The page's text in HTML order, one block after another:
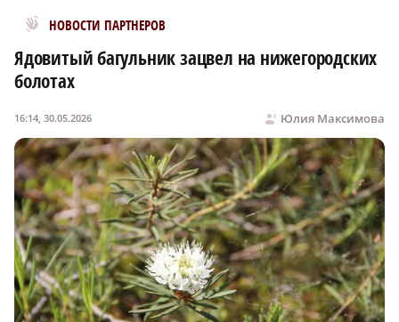
НОВОСТИ ПАРТНЕРОВ
Новости МирТесен
Ядовитый багульник зацвел на нижегородских
болотах
Юлия Максимова
16:14, 30.05.2026